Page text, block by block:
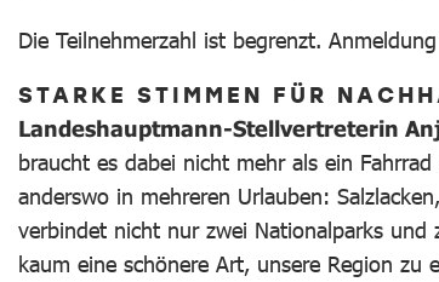
Die Teilnehmerzahl ist begrenzt.
STARKE STIMMEN FÜR
Landeshauptmann-Stellvertreterin
braucht es dabei nicht mehr als ein
anderswo in mehreren Urlauben:
verbindet nicht nur zwei Nationalparks und
kaum eine schönere Art, unsere Region zu